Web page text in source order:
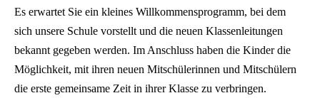
Es erwartet Sie ein kleines Willkommensprogramm, bei dem
sich unsere Schule vorstellt und die neuen Klassenleitungen
bekannt gegeben werden. Im Anschluss haben die Kinder die
Möglichkeit, mit ihren neuen Mitschülerinnen und Mitschülern
die erste gemeinsame Zeit in ihrer Klasse zu verbringen.